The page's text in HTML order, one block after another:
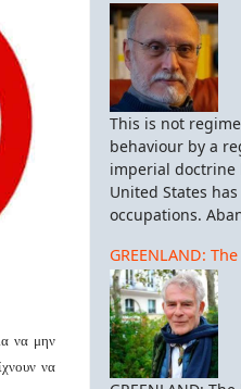
να μην
να
This is not
behaviour by a
imperial doctrine
United States
occupations.
GREENLAND: